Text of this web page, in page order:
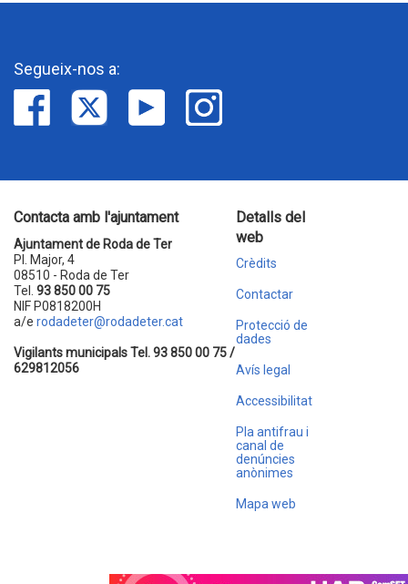
Segueix-nos a:
Contacta amb l'ajuntament
Ajuntament de Roda de Ter
Pl. Major, 4
08510 - Roda de Ter
Tel. 93 850 00 75
NIF P0818200H
a/e rodadeter@rodadeter.cat
Vigilants municipals Tel. 93 850 00 75 /
629812056
Detalls del
web
Crèdits
Contactar
Protecció de
dades
Avís legal
Accessibilitat
Pla antifrau i
canal de
denúncies
anònimes
Mapa web